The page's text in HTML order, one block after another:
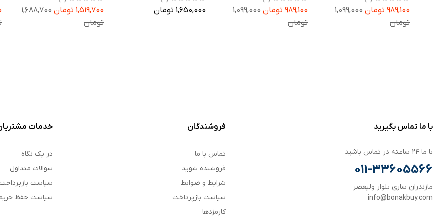
Galaxy Watch 8 44mm
989,100 تومان
1,099,000
تومان
Galaxy Watch 8 40mm
989,100 تومان
1,099,000
تومان
سامسونگ Galaxy Watch 8
44mm
1,650,000 تومان
سامسونگ Galaxy Watch 7
40mm
1,519,700 تومان
1,688,700
تومان
با ما تماس بگیرید
با ما ۲۴ ساعته در تماس باشید
011-33605566
مازندران ساری بلوار ولیعصر
info@bonakbuy.com
فروشندگان
تماس با ما
فروشنده شوید
شرایط و ضوابط
سیاست بازپرداخت
کارمزدها
خدمات
در یک نگاه
سوالات متداول
سیاست بازپرداخت
سیاست حفظ